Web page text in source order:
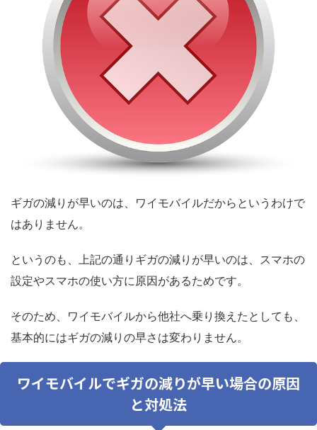
ギガの減りが早いのは、ワイモバイルだからというわけで
はありません。
というのも、上記の通りギガの減りが早いのは、スマホの
設定やスマホの使い方に原因があるためです。
そのため、ワイモバイルから他社へ乗り換えたとしても、
基本的にはギガの減りの早さは変わりません。
ワイモバイルでギガの減りが早い場合の原因
と対処法